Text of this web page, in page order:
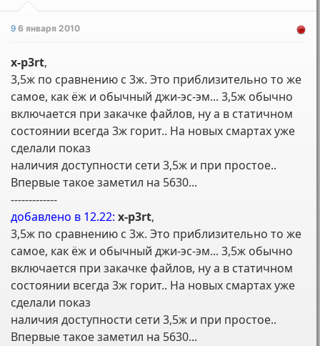
96 января 2010
x-p3rt,
3,5ж по сравнению с 3ж. Это приблизительно то же
самое, как ёж и обычный джи-эс-эм... 3,5ж обычно
включается при закачке файлов, ну а в статичном
состоянии всегда 3ж горит.. На новых смартах уже
сделали показ
наличия доступности сети 3,5ж и при простое..
Впервые такое заметил на 5630...
-------------
добавлено в 12.22: x-p3rt,
3,5ж по сравнению с 3ж. Это приблизительно то же
самое, как ёж и обычный джи-эс-эм... 3,5ж обычно
включается при закачке файлов, ну а в статичном
состоянии всегда 3ж горит.. На новых смартах уже
сделали показ
наличия доступности сети 3,5ж и при простое..
Впервые такое заметил на 5630...